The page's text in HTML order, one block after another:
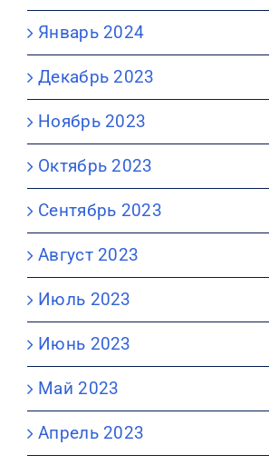
Январь 2024
Декабрь 2023
Ноябрь 2023
Октябрь 2023
Сентябрь 2023
Август 2023
Июль 2023
Июнь 2023
Май 2023
Апрель 2023